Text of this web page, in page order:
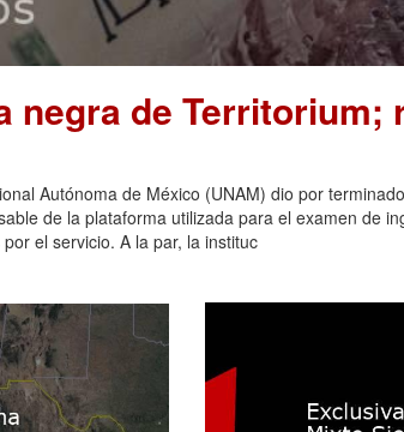
negra de Territorium;
Autónoma de México (UNAM) dio por
de la plataforma utilizada para el examen de
el servicio. A la par, la instituc